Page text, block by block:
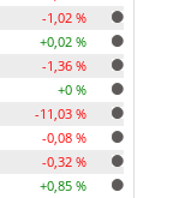
-1,02 %
+0,02 %
-1,36 %
+0 %
-11,03 %
-0,08 %
-0,32 %
+0,85 %